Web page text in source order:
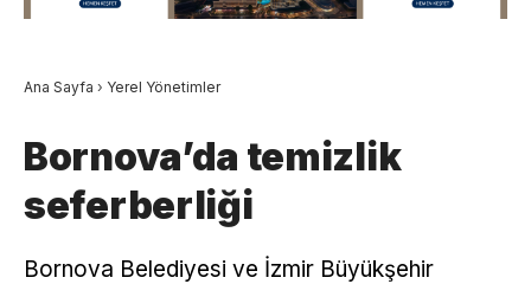
Ana Sayfa › Yerel Yönetimler
Bornova’da temizlik
seferberliği
Bornova Belediyesi ve İzmir Büyükşehir